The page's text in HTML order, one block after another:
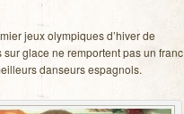
jeux olym­piques d’hiver de
glace ne rem­portent pas un franc
dan­seurs espagnols.